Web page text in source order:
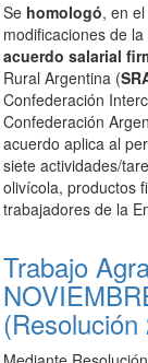
Se homologó, en
modificaciones de
acuerdo salarial
Rural Argentina (
Confederación
Confederación
acuerdo aplica al
siete actividades/
olivícola, productos
trabajadores de la
Trabajo
(Resolución